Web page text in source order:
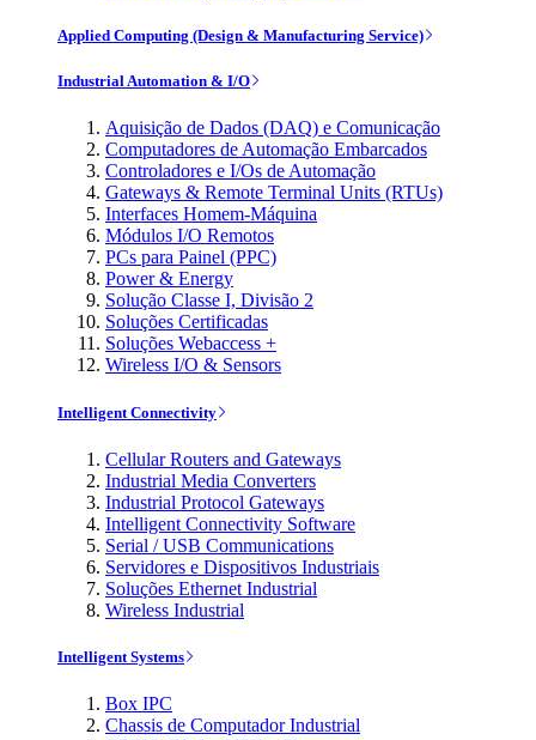
Applied Computing (Design & Manufacturing Service)
Industrial Automation & I/O
Aquisição de Dados (DAQ) e Comunicação
Computadores de Automação Embarcados
Controladores e I/Os de Automação
Gateways & Remote Terminal Units (RTUs)
Interfaces Homem-Máquina
Módulos I/O Remotos
PCs para Painel (PPC)
Power & Energy
Solução Classe I, Divisão 2
Soluções Certificadas
Soluções Webaccess +
Wireless I/O & Sensors
Intelligent Connectivity
Cellular Routers and Gateways
Industrial Media Converters
Industrial Protocol Gateways
Intelligent Connectivity Software
Serial / USB Communications
Servidores e Dispositivos Industriais
Soluções Ethernet Industrial
Wireless Industrial
Intelligent Systems
Box IPC
Chassis de Computador Industrial